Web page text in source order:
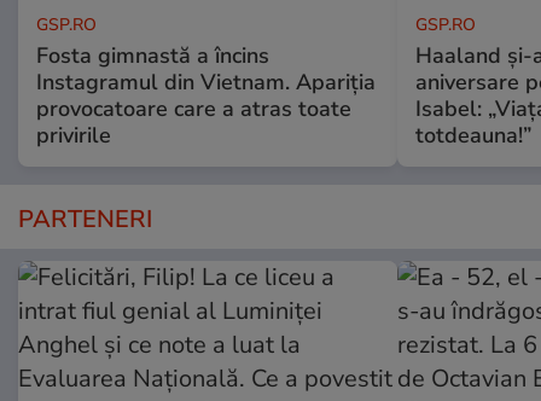
GSP.RO
Fosta gimnastă a încins
Instagramul din Vietnam. Apariția
provocatoare care a atras toate
privirile
GSP.RO
Haaland
aniversare
Isabel:
totdeauna!”
PARTENERI